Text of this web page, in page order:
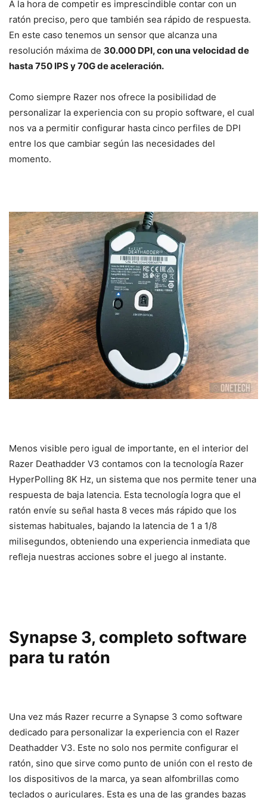
A la hora de competir es imprescindible contar con un
ratón preciso, pero que también sea rápido de respuesta.
En este caso tenemos un sensor que alcanza una
resolución máxima de 30.000 DPI, con una velocidad de
hasta 750 IPS y 70G de aceleración.
Como siempre Razer nos ofrece la posibilidad de
personalizar la experiencia con su propio software, el cual
nos va a permitir configurar hasta cinco perfiles de DPI
entre los que cambiar según las necesidades del
momento.
Menos visible pero igual de importante, en el interior del
Razer Deathadder V3 contamos con la tecnología Razer
HyperPolling 8K Hz, un sistema que nos permite tener una
respuesta de baja latencia. Esta tecnología logra que el
ratón envíe su señal hasta 8 veces más rápido que los
sistemas habituales, bajando la latencia de 1 a 1/8
milisegundos, obteniendo una experiencia inmediata que
refleja nuestras acciones sobre el juego al instante.
Synapse 3, completo software
para tu ratón
Una vez más Razer recurre a Synapse 3 como software
dedicado para personalizar la experiencia con el Razer
Deathadder V3. Este no solo nos permite configurar el
ratón, sino que sirve como punto de unión con el resto de
los dispositivos de la marca, ya sean alfombrillas como
teclados o auriculares. Esta es una de las grandes bazas